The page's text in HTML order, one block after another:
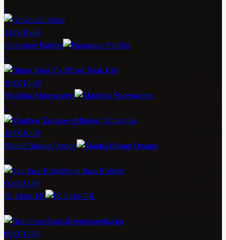
-
Grobina
14:0010-08
Paranaque Patriots
-
Binan Tatak Gel
16:0010-08
Marikina Shoemasters
-
Mindoro Tamaraws
18:0010-08
Manila Batang Quiapo
-
San Juan Knights
00:0011-08
IK Sirius FK
-
Brommapojkarna
00:0011-08